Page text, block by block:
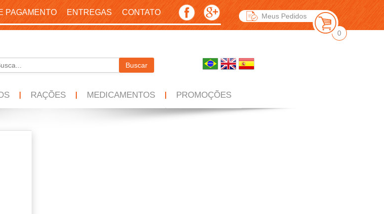
PAGAMENTO ENTREGAS CONTATO Meus Pedidos
0
RAÇÕES MEDICAMENTOS PROMOÇÕES